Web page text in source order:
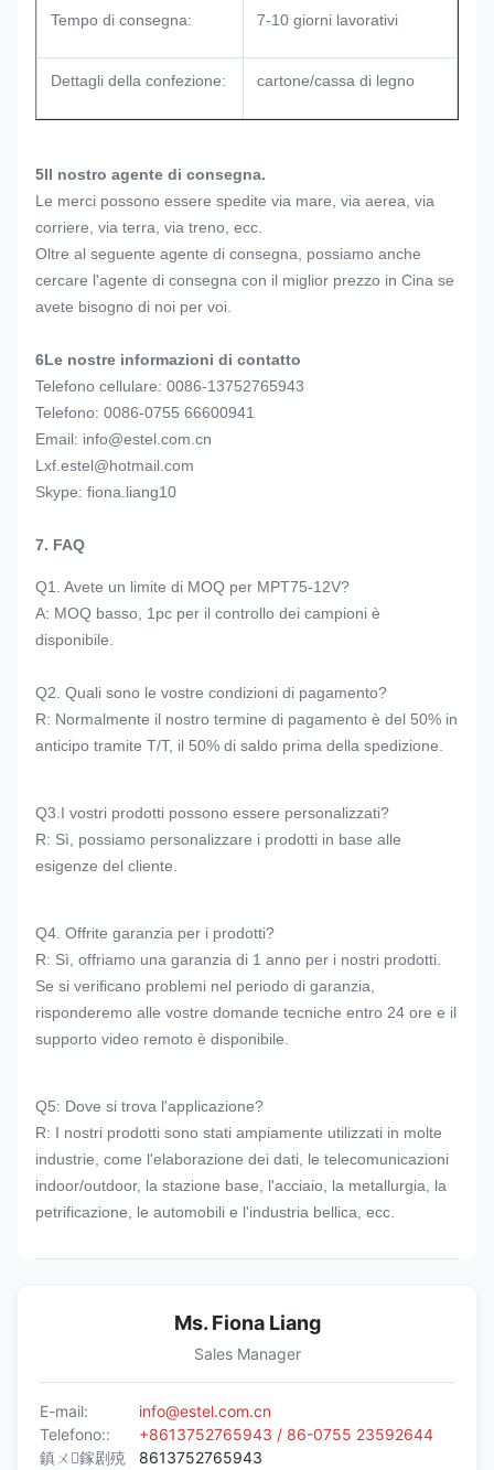
Tempo di consegna: 7-10 giorni lavorativi
Dettagli della confezione: cartone/cassa di legno
5Il nostro agente di consegna.
Le merci possono essere spedite via mare, via aerea, via
corriere, via terra, via treno, ecc.
Oltre al seguente agente di consegna, possiamo anche
cercare l'agente di consegna con il miglior prezzo in Cina se
avete bisogno di noi per voi.
6Le nostre informazioni di contatto
Telefono cellulare: 0086-13752765943
Telefono: 0086-0755 66600941
Email: info@estel.com.cn
Lxf.estel@hotmail.com
Skype: fiona.liang10
7. FAQ
Q1. Avete un limite di MOQ per MPT75-12V?
A: MOQ basso, 1pc per il controllo dei campioni è
disponibile.
Q2. Quali sono le vostre condizioni di pagamento?
R: Normalmente il nostro termine di pagamento è del 50% in
anticipo tramite T/T, il 50% di saldo prima della spedizione.
Q3.I vostri prodotti possono essere personalizzati?
R: Sì, possiamo personalizzare i prodotti in base alle
esigenze del cliente.
Q4. Offrite garanzia per i prodotti?
R: Sì, offriamo una garanzia di 1 anno per i nostri prodotti.
Se si verificano problemi nel periodo di garanzia,
risponderemo alle vostre domande tecniche entro 24 ore e il
supporto video remoto è disponibile.
Q5: Dove si trova l'applicazione?
R: I nostri prodotti sono stati ampiamente utilizzati in molte
industrie, come l'elaborazione dei dati, le telecomunicazioni
indoor/outdoor, la stazione base, l'acciaio, la metallurgia, la
petrificazione, le automobili e l'industria bellica, ecc.
Ms. Fiona Liang
Sales Manager
E-mail:
info@estel.com.cn
Telefono::
+8613752765943 / 86-0755 23592644
鎮ㄨ鎵剧殑
8613752765943